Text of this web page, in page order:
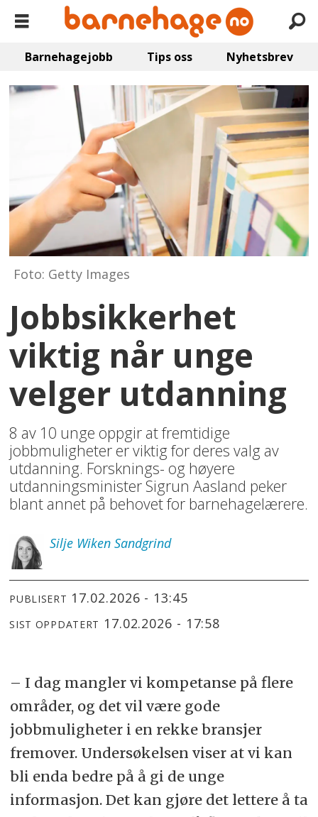
Barnehagejobb Tips oss Nyhetsbrev
Foto: Getty Images
Jobbsikkerhet
viktig når unge
velger utdanning
8 av 10 unge oppgir at fremtidige
jobbmuligheter er viktig for deres valg av
utdanning. Forsknings- og høyere
utdanningsminister Sigrun Aasland peker
blant annet på behovet for barnehagelærere.
Silje Wiken Sandgrind
PUBLISERT 17.02.2026 - 13:45
SIST OPPDATERT 17.02.2026 - 17:58
– I dag mangler vi kompetanse på flere
områder, og det vil være gode
jobbmuligheter i en rekke bransjer
fremover. Undersøkelsen viser at vi kan
bli enda bedre på å gi de unge
informasjon. Det kan gjøre det lettere å ta